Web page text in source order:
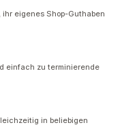
eigenes Shop-Guthaben
einfach zu terminierende
in beliebigen